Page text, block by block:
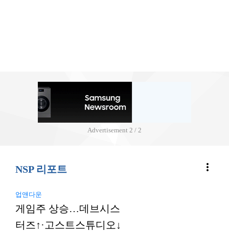
Advertisement 2 / 2
NSP 리포트 more_vert
업앤다운
게임주 상승…데브시스
터즈↑·고스트스튜디오↓